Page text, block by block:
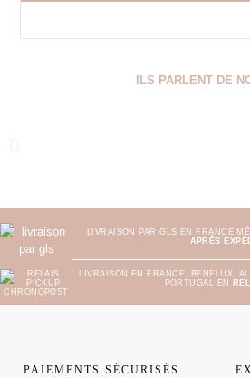
ILS PARLENT DE
LIVRAISON PAR GLS EN FRANCE
APRÈS
LIVRAISON EN FRANCE, BENELUX,
PORTUGAL EN
PAIEMENTS SÉCURISÉS